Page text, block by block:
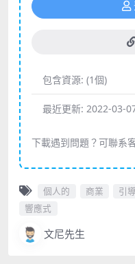
包含資源: (1個)
最近更新: 2022-03-
下載遇到問題？可聯系
個人的 商業 引
響應式
文尼先生